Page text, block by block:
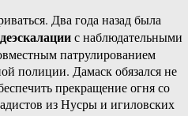
Два года назад была
с наблюдательными
патрулированием
полиции. Дамаск обязался не
прекращение огня со
из Нусры и игиловских